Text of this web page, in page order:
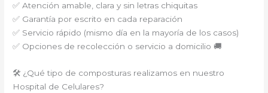
✅ Atención amable, clara y sin letras chiquitas
✅ Garantía por escrito en cada reparación
✅ Servicio rápido (mismo día en la mayoría de los casos)
✅ Opciones de recolección o servicio a domicilio 🚚
🛠️ ¿Qué tipo de composturas realizamos en nuestro
Hospital de Celulares?